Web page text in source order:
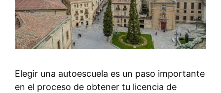
Elegir una autoescuela es un paso importante
en el proceso de obtener tu licencia de